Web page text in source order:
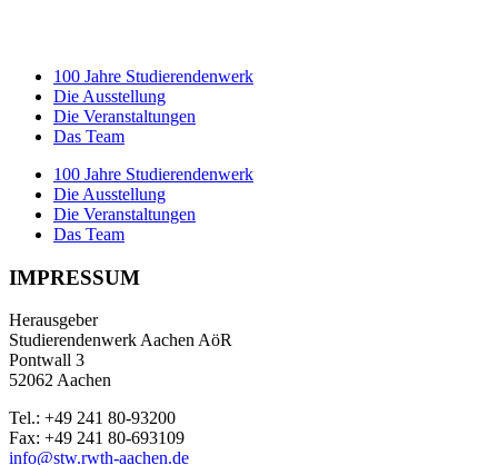
100 Jahre Studierendenwerk
Die Ausstellung
Die Veranstaltungen
Das Team
100 Jahre Studierendenwerk
Die Ausstellung
Die Veranstaltungen
Das Team
IMPRESSUM
Herausgeber
Studierendenwerk Aachen AöR
Pontwall 3
52062 Aachen
Tel.: +49 241 80-93200
Fax: +49 241 80-693109
info@stw.rwth-aachen.de